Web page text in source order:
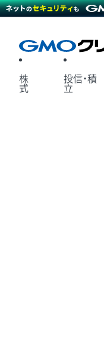
株
式
投信・積
立